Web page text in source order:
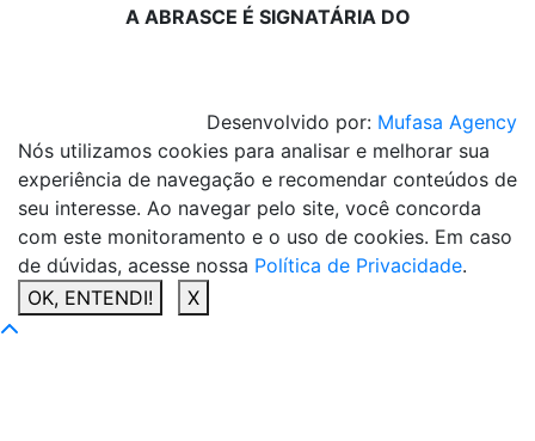
A ABRASCE É SIGNATÁRIA DO
Desenvolvido por: Mufasa Agency
Nós utilizamos cookies para analisar e melhorar sua
experiência de navegação e recomendar conteúdos de
seu interesse. Ao navegar pelo site, você concorda
com este monitoramento e o uso de cookies. Em caso
de dúvidas, acesse nossa Política de Privacidade.
OK, ENTENDI!
X